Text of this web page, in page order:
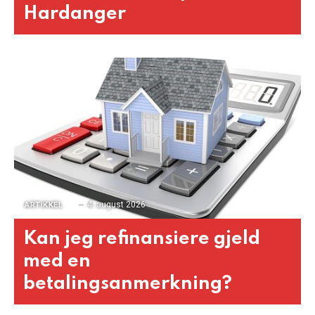
Hardanger
ARTIKKEL 4. august 2026
Kan jeg refinansiere gjeld
med en
betalingsanmerkning?